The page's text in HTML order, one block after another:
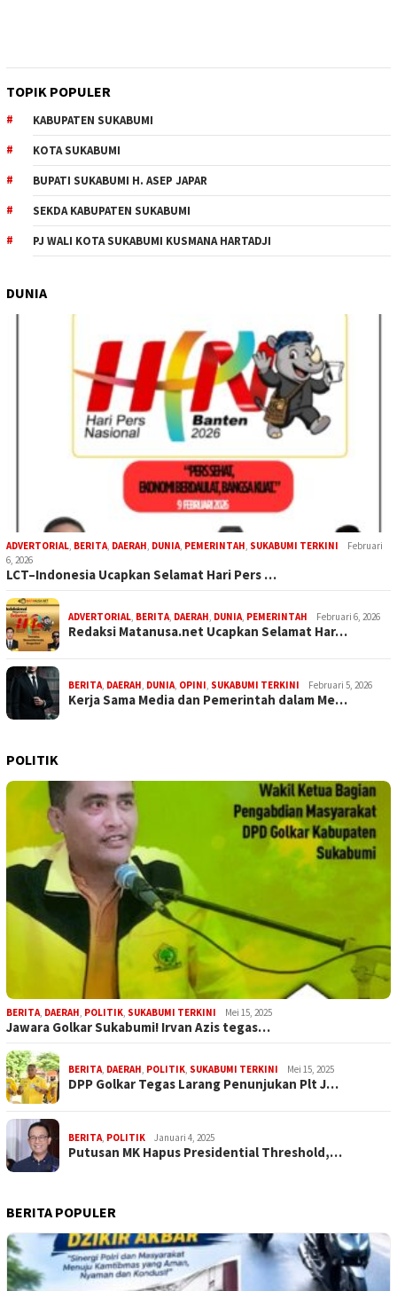
TOPIK POPULER
KABUPATEN SUKABUMI
KOTA SUKABUMI
BUPATI SUKABUMI H. ASEP JAPAR
SEKDA KABUPATEN SUKABUMI
PJ WALI KOTA SUKABUMI KUSMANA HARTADJI
DUNIA
ADVERTORIAL BERITA DAERAH DUNIA PEMERINTAH SUKABUMI TERKINI
Februari
6, 2026
LCT–Indonesia Ucapkan Selamat Hari Pers …
ADVERTORIAL BERITA DAERAH DUNIA PEMERINTAH Februari 6, 2026
Redaksi Matanusa.net Ucapkan Selamat Har…
BERITA DAERAH DUNIA OPINI SUKABUMI TERKINI Februari 5, 2026
Kerja Sama Media dan Pemerintah dalam Me…
POLITIK
BERITA DAERAH POLITIK SUKABUMI TERKINI Mei 15, 2025
Jawara Golkar Sukabumi! Irvan Azis tegas…
BERITA DAERAH POLITIK SUKABUMI TERKINI Mei 15, 2025
DPP Golkar Tegas Larang Penunjukan Plt J…
BERITA POLITIK Januari 4, 2025
Putusan MK Hapus Presidential Threshold,…
BERITA POPULER